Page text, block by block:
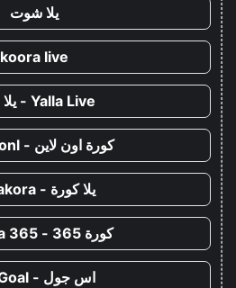
يلا شوت
koora live
Yalla Live - يلا لايف
كورة اون لاين - koora onl
يلا كورة - yallakora
كورة 365 - kooora 365
اس جول - AS Goal